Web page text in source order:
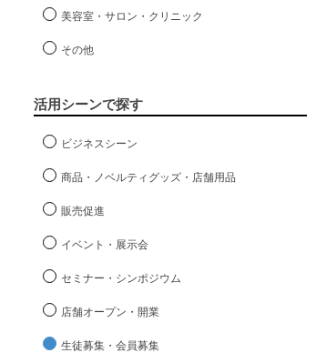
美容室・サロン・クリニック
その他
活用シーンで探す
ビジネスシーン
商品・ノベルティグッズ・店舗用品
販売促進
イベント・展示会
セミナー・シンポジウム
店舗オープン・開業
生徒募集・会員募集